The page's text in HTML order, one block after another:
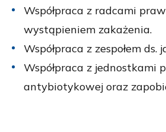
Współpraca z radcami
wystąpieniem zakażenia.
Współpraca z zespołem
Współpraca z
antybiotykowej oraz